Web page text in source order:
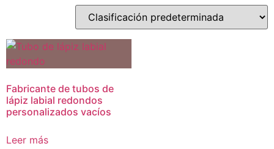
Fabricante de tubos de
lápiz labial redondos
personalizados vacíos
Leer más